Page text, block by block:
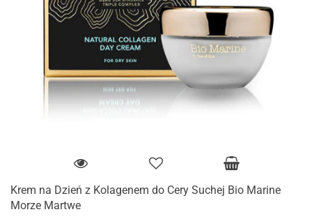
Krem na Dzień z Kolagenem do Cery Suchej Bio Marine
Morze Martwe